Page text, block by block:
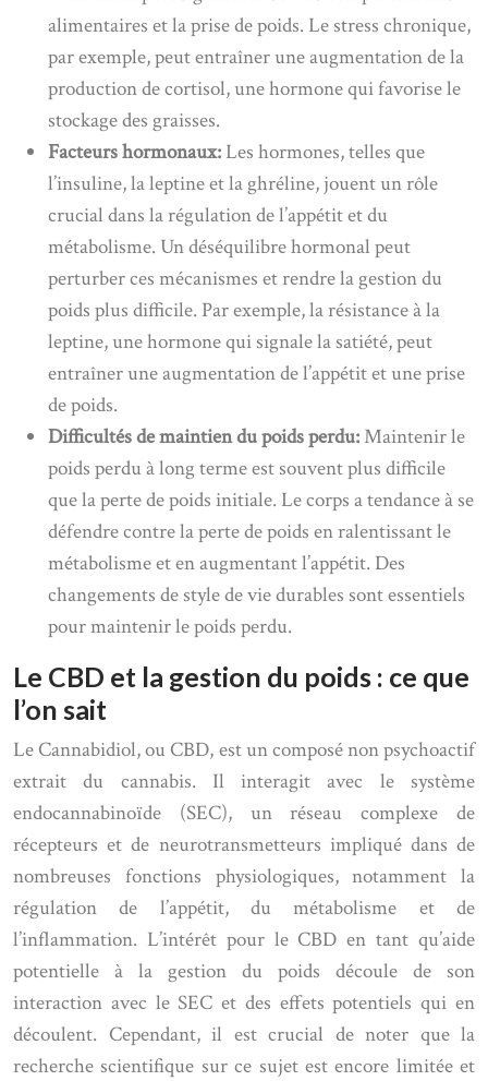
alimentaires et la prise de poids. Le stress chronique,
par exemple, peut entraîner une augmentation de la
production de cortisol, une hormone qui favorise le
stockage des graisses.
Facteurs hormonaux: Les hormones, telles que
l’insuline, la leptine et la ghréline, jouent un rôle
crucial dans la régulation de l’appétit et du
métabolisme. Un déséquilibre hormonal peut
perturber ces mécanismes et rendre la gestion du
poids plus difficile. Par exemple, la résistance à la
leptine, une hormone qui signale la satiété, peut
entraîner une augmentation de l’appétit et une prise
de poids.
Difficultés de maintien du poids perdu:Maintenir le
poids perdu à long terme est souvent plus difficile
que la perte de poids initiale. Le corps a tendance à se
défendre contre la perte de poids en ralentissant le
métabolisme et en augmentant l’appétit. Des
changements de style de vie durables sont essentiels
pour maintenir le poids perdu.
Le CBD et la gestion du poids : ce que
l’on sait
Le Cannabidiol, ou CBD, est un composé non psychoactif
extrait du cannabis. Il interagit avec le système
endocannabinoïde (SEC), un réseau complexe de
récepteurs et de neurotransmetteurs impliqué dans de
nombreuses fonctions physiologiques, notamment la
régulation de l’appétit, du métabolisme et de
l’inflammation. L’intérêt pour le CBD en tant qu’aide
potentielle à la gestion du poids découle de son
interaction avec le SEC et des effets potentiels qui en
découlent. Cependant, il est crucial de noter que la
recherche scientifique sur ce sujet est encore limitée et